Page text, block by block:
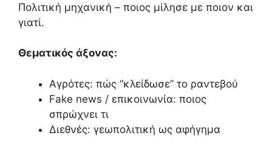
Πολιτική μηχανική – ποιος μίλησε με ποιον και
γιατί.
Θεματικός άξονας:
Αγρότες: πώς “κλείδωσε” το ραντεβού
Fake news / επικοινωνία: ποιος
σπρώχνει τι
Διεθνές: γεωπολιτική ως αφήγημα